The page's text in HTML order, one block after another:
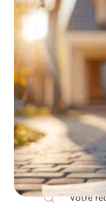
Recherche